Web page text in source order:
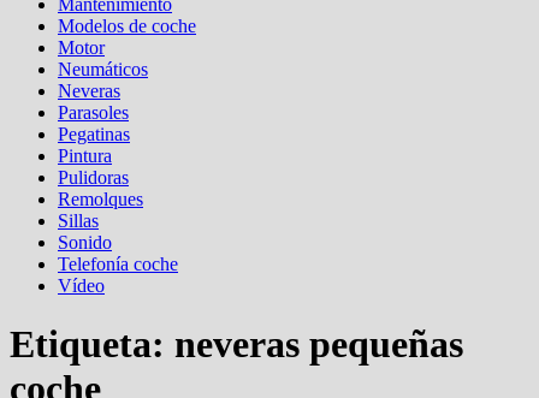
Mantenimiento
Modelos de coche
Motor
Neumáticos
Neveras
Parasoles
Pegatinas
Pintura
Pulidoras
Remolques
Sillas
Sonido
Telefonía coche
Vídeo
Etiqueta: neveras pequeñas
coche